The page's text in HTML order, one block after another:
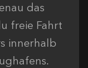
das
freie Fahrt
innerhalb